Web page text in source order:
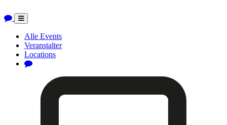
Toggle
navigation
Alle Events
Veranstalter
Locations